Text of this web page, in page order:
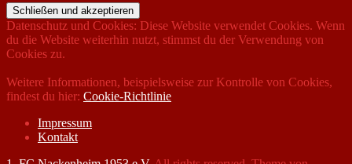
Datenschutz und Cookies: Diese Website verwendet Cookies. Wenn
du die Website weiterhin nutzt, stimmst du der Verwendung von
Cookies zu.
Weitere Informationen, beispielsweise zur Kontrolle von Cookies,
findest du hier: Cookie-Richtlinie
Impressum
Kontakt